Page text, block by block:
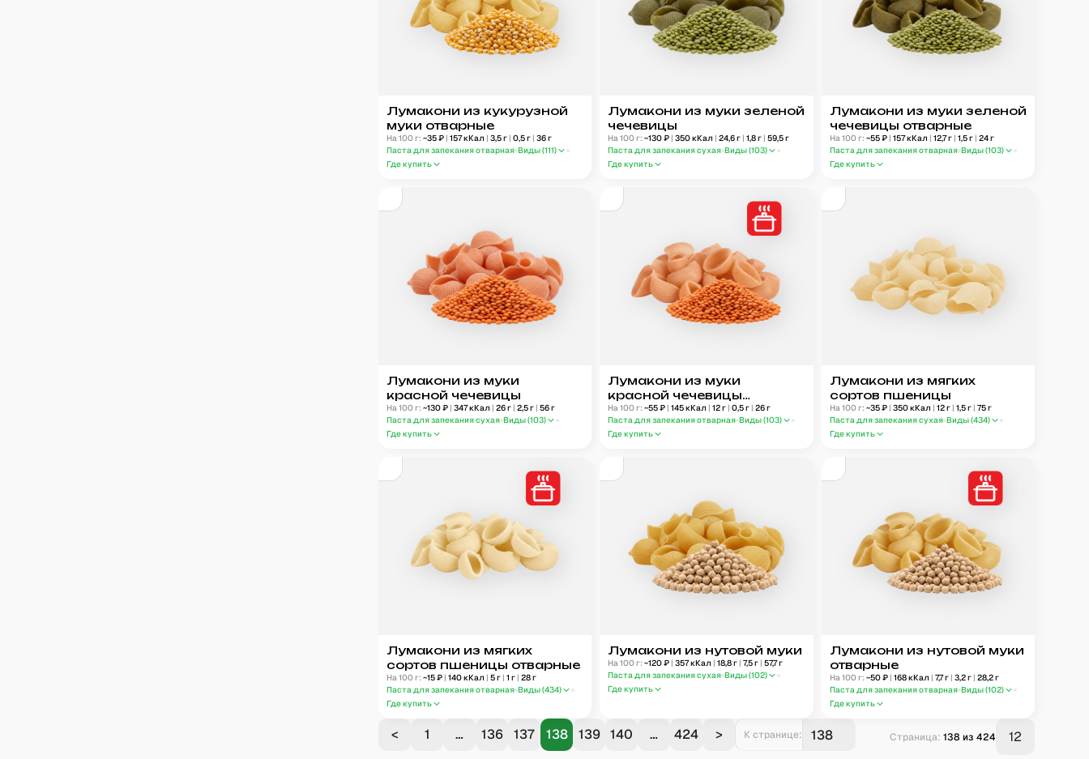
Лумакони из кукурузной
муки отварные
На 100 г: ~35₽ | 157кКал | 3,5г | 0,5г | 36г
Паста для запекания отварная Виды (111)
Где купить
Лумакони из муки зеленой
чечевицы
На 100 г: ~130₽ | 350кКал | 24,6г | 1,8г | 59,5г
Паста для запекания сухая Виды (103)
Где купить
Лумакони из муки зеленой
чечевицы отварные
На 100 г: ~55₽ | 157кКал | 12,7г | 1,5г | 24г
Паста для запекания отварная Виды (103)
Где купить
Лумакони из муки
красной чечевицы
На 100 г: ~130₽ | 347кКал | 26г | 2,5г | 56г
Паста для запекания сухая Виды (103)
Где купить
Лумакони из муки
красной чечевицы
отварные
На 100 г: ~55₽ | 145кКал | 12г | 0,5г | 26г
Паста для запекания отварная Виды (103)
Где купить
Лумакони из мягких
сортов пшеницы
На 100 г: ~35₽ | 350кКал | 12г | 1,5г | 75г
Паста для запекания сухая Виды (434)
Где купить
Лумакони из мягких
сортов пшеницы отварные
На 100 г: ~15₽ | 140кКал | 5г | 1 г | 28г
Паста для запекания отварная Виды (434)
Где купить
Лумакони из нутовой муки
На 100 г: ~120₽ | 357кКал | 18,8г | 7,5г | 57,7г
Паста для запекания сухая Виды (102)
Где купить
Лумакони из нутовой муки
отварные
На 100 г: ~50₽ | 168кКал | 7,7г | 3,2г | 28,2г
Паста для запекания отварная Виды (102)
Где купить
< 1 … 136 137 138 139 140 … 424 > К странице: Страница: 138 из 424 12